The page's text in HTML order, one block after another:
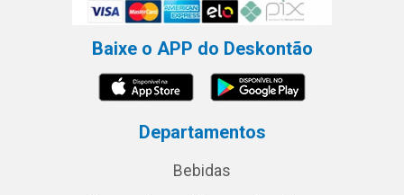
Baixe o APP do Deskontão
Departamentos
Bebidas